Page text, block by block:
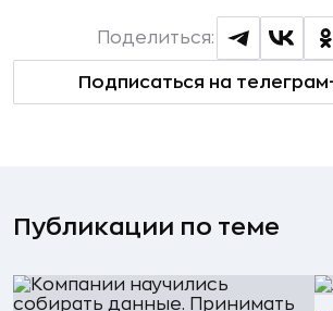
Подписаться на
Поделиться:
Публикации по теме